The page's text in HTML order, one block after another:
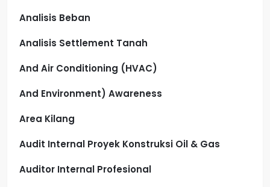
Analisis Beban
Analisis Settlement Tanah
And Air Conditioning (HVAC)
And Environment) Awareness
Area Kilang
Audit Internal Proyek Konstruksi Oil & Gas
Auditor Internal Profesional